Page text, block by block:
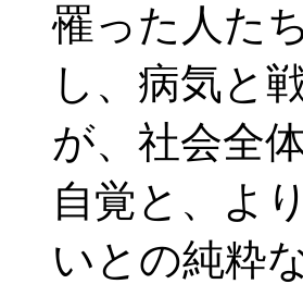
罹った人た
し、病気と
が、社会全
自覚と、よ
いとの純粋